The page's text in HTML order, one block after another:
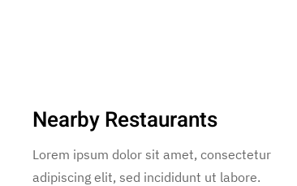
Nearby Restaurants
Lorem ipsum dolor sit amet, consectetur
adipiscing elit, sed incididunt ut labore.